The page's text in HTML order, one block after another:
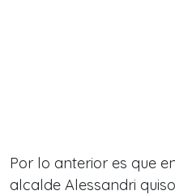
Por lo anterior es que
alcalde Alessandri